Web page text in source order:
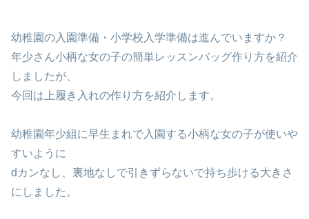
幼稚園の入園準備・小学校入学準備は進んでいますか？
年少さん小柄な女の子の簡単レッスンバッグ作り方を紹介
しましたが、
今回は上履き入れの作り方を紹介します。
幼稚園年少組に早生まれで入園する小柄な女の子が使いや
すいように
dカンなし、裏地なしで引きずらないで持ち歩ける大きさ
にしました。